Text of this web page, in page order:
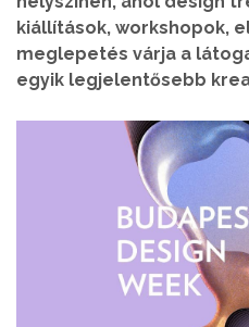
kiállítások, workshopok,
meglepetés várja a
egyik legjelentősebb